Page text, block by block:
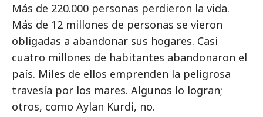
Más de 220.000 personas perdieron la vida.
Más de 12 millones de personas se vieron
obligadas a abandonar sus hogares. Casi
cuatro millones de habitantes abandonaron el
país. Miles de ellos emprenden la peligrosa
travesía por los mares. Algunos lo logran;
otros, como Aylan Kurdi, no.